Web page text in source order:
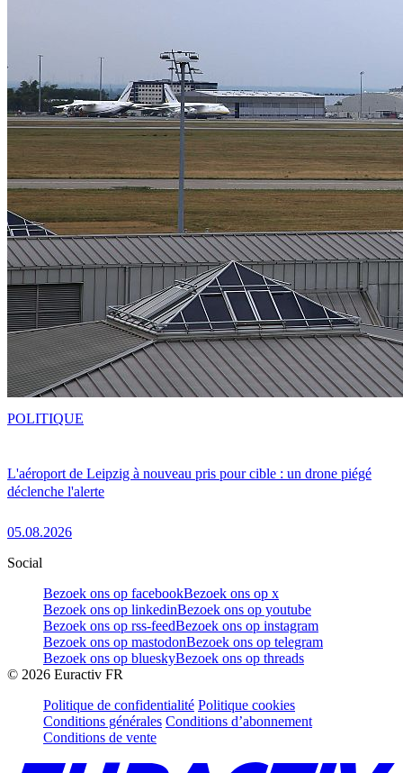
L'aéroport de Leipzig à nouveau pris pour cible : un drone piégé
déclenche l'alerte
05.08.2026
POLITIQUE
Social
Bezoek ons op facebookBezoek ons op x
Bezoek ons op linkedinBezoek ons op youtube
Bezoek ons op rss-feedBezoek ons op instagram
Bezoek ons op mastodonBezoek ons op telegram
Bezoek ons op blueskyBezoek ons op threads
© 2026 Euractiv FR
Politique de confidentialité Politique cookies
Conditions générales Conditions d’abonnement
Conditions de vente